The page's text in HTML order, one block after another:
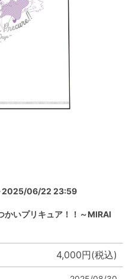
2025/06/22 23:59
いプリキュア！！～MIRAI
4,000円(税込)